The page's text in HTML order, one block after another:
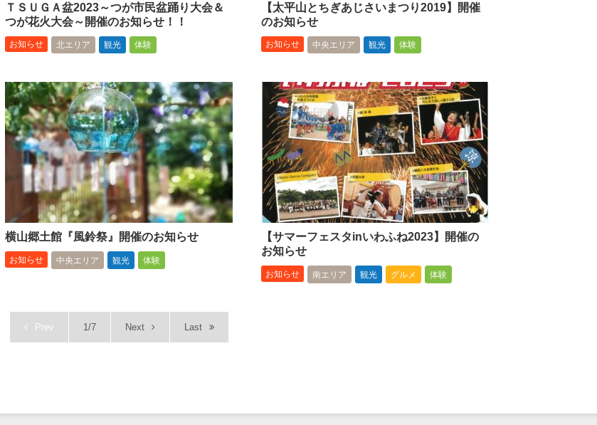
ＴＳＵＧＡ盆2023～つが市民盆踊り大会＆
つが花火大会～開催のお知らせ！！
お知らせ 北エリア 観光 体験
【太平山とちぎあじさいまつり2019】開催
のお知らせ
お知らせ 中央エリア 観光 体験
横山郷土館『風鈴祭』開催のお知らせ
お知らせ 中央エリア 観光 体験
【サマーフェスタinいわふね2023】開催の
お知らせ
お知らせ 南エリア 観光 グルメ 体験
Prev 1/7 Next Last